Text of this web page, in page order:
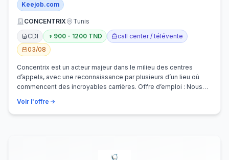
Keejob.com
CONCENTRIX
Tunis
CDI
900 - 1200 TND
call center / télévente
03/08
Concentrix est un acteur majeur dans le milieu des centres
d’appels, avec une reconnaissance par plusieurs d’un lieu où
commencent des incroyables carrières. Offre d’emploi : Nous
Voir l'offre